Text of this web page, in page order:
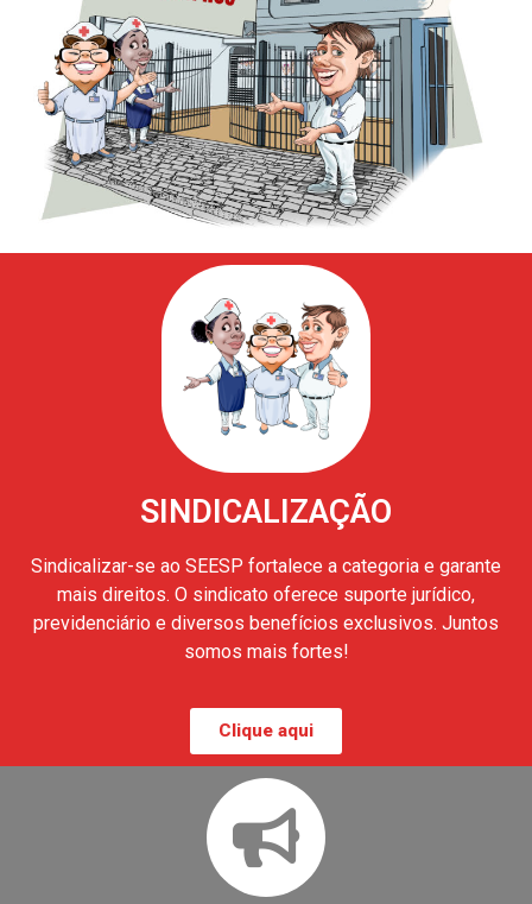
SINDICALIZAÇÃO
Sindicalizar-se ao SEESP fortalece a categoria e garante
mais direitos. O sindicato oferece suporte jurídico,
previdenciário e diversos benefícios exclusivos. Juntos
somos mais fortes!
Clique aqui